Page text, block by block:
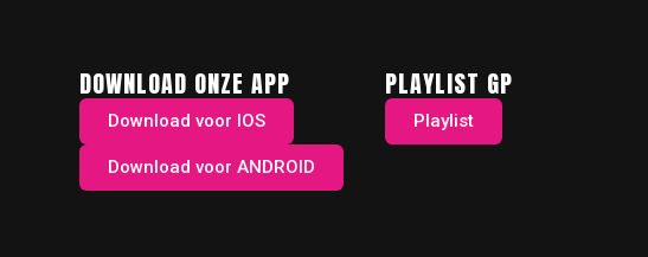
DOWNLOAD ONZE APP
Download voor IOS
Download voor ANDROID
PLAYLIST GP
Playlist